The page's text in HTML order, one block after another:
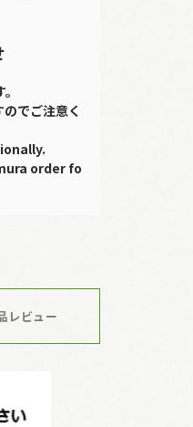
でご注意く
order fo
レビュー